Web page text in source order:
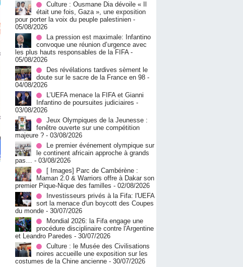
Culture : Ousmane Dia dévoile « Il
était une fois, Gaza », une exposition
pour porter la voix du peuple palestinien -
05/08/2026
La pression est maximale: Infantino
convoque une réunion d’urgence avec
les plus hauts responsables de la FIFA -
05/08/2026
Des révélations tardives sèment le
doute sur le sacre de la France en 98 -
04/08/2026
L’UEFA menace la FIFA et Gianni
Infantino de poursuites judiciaires -
03/08/2026
Jeux Olympiques de la Jeunesse :
fenêtre ouverte sur une compétition
majeure ? - 03/08/2026
Le premier événement olympique sur
le continent africain approche à grands
pas… - 03/08/2026
[ Images] Parc de Cambérène :
Maman 2.0 & Warriors offre à Dakar son
premier Pique-Nique des familles - 02/08/2026
Investisseurs privés à la Fifa: l'UEFA
sort la menace d'un boycott des Coupes
du monde - 30/07/2026
Mondial 2026: la Fifa engage une
procédure disciplinaire contre l'Argentine
et Leandro Paredes - 30/07/2026
Culture : le Musée des Civilisations
noires accueille une exposition sur les
costumes de la Chine ancienne - 30/07/2026